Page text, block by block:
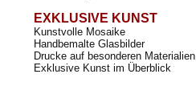
EXKLUSIVE KUNST
Kunstvolle Mosaike
Handbemalte Glasbilder
Drucke auf besonderen Materialien
Exklusive Kunst im Überblick